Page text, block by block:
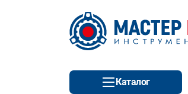
Каталог